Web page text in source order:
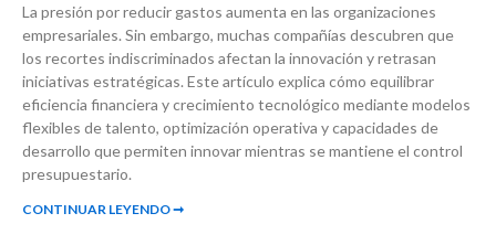
La presión por reducir gastos aumenta en las organizaciones
empresariales. Sin embargo, muchas compañías descubren que
los recortes indiscriminados afectan la innovación y retrasan
iniciativas estratégicas. Este artículo explica cómo equilibrar
eficiencia financiera y crecimiento tecnológico mediante modelos
flexibles de talento, optimización operativa y capacidades de
desarrollo que permiten innovar mientras se mantiene el control
presupuestario.
CONTINUAR LEYENDO ➞